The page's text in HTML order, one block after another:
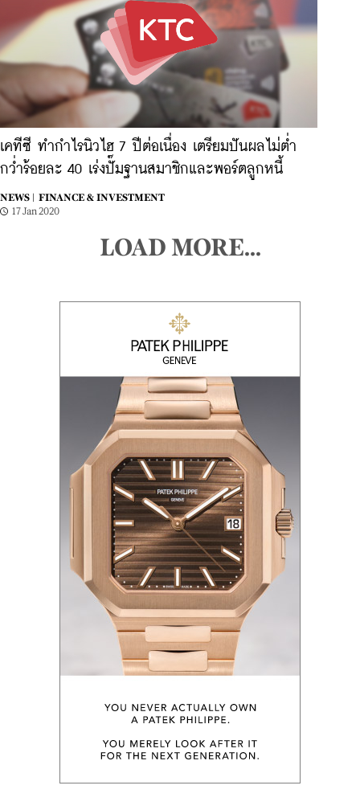
เคทีซี ทำกำไรนิวไฮ 7 ปีต่อเนื่อง เตรียมปันผลไม่ต่ำ
กว่ำร้อยละ 40 เร่งปั๊มฐานสมาชิกและพอร์ตลูกหนี้
NEWS |
FINANCE & INVESTMENT
17 Jan 2020
LOAD MORE...